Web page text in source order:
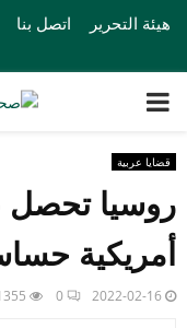
هيئة التحرير اتصل بنا
PRIMARY
MENU
قضايا عربية
روسيا تحصل
أمريكية
2022-02-16
0